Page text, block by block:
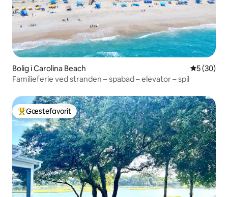
Bolig i Carolina Beach 5 ud af 5 i
5 (30)
Familieferie ved stranden – spabad – elevator – spil
Bedste gæstefavorit
Gæstefavorit